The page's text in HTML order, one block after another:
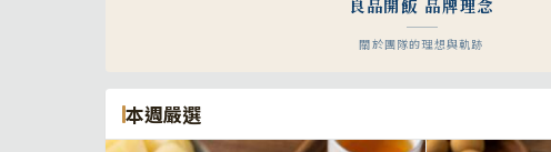
良品開飯 品牌理念
關於團隊的理想與軌跡
本週嚴選